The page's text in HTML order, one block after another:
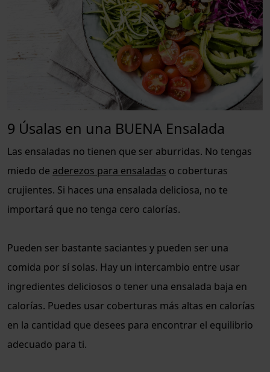
9 Úsalas en una BUENA Ensalada
Las ensaladas no tienen que ser aburridas. No tengas
miedo de aderezos para ensaladas o coberturas
crujientes. Si haces una ensalada deliciosa, no te
importará que no tenga cero calorías.
Pueden ser bastante saciantes y pueden ser una
comida por sí solas. Hay un intercambio entre usar
ingredientes deliciosos o tener una ensalada baja en
calorías. Puedes usar coberturas más altas en calorías
en la cantidad que desees para encontrar el equilibrio
adecuado para ti.